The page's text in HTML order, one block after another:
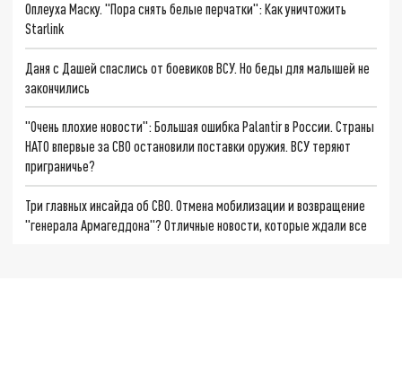
Оплеуха Маску. "Пора снять белые перчатки": Как уничтожить
Starlink
Даня с Дашей спаслись от боевиков ВСУ. Но беды для малышей не
закончились
"Очень плохие новости": Большая ошибка Palantir в России. Страны
НАТО впервые за СВО остановили поставки оружия. ВСУ теряют
приграничье?
Три главных инсайда об СВО. Отмена мобилизации и возвращение
"генерала Армагеддона"? Отличные новости, которые ждали все